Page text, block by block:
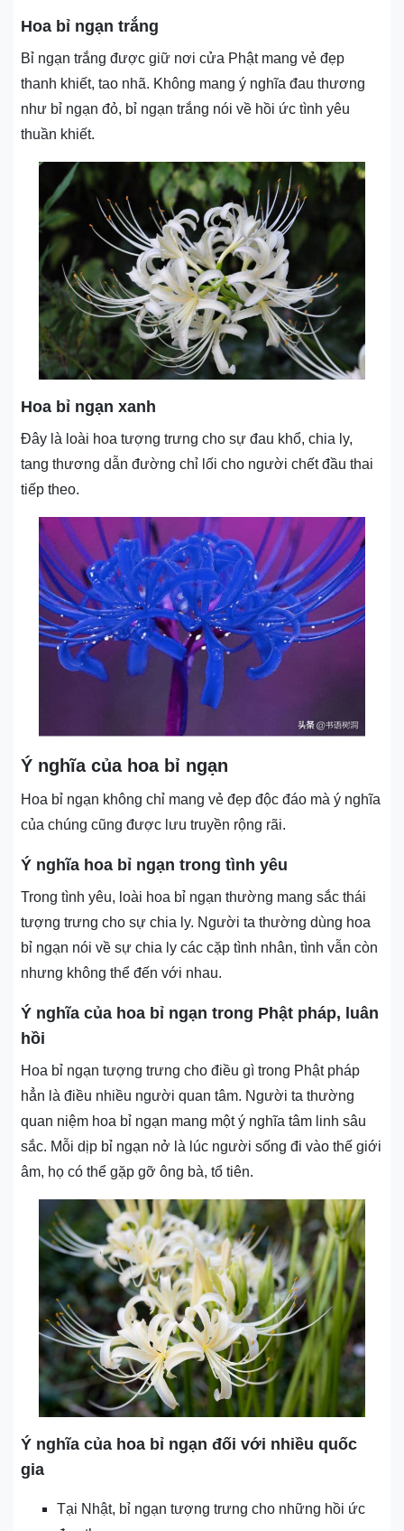
Hoa bỉ ngạn trắng
Bỉ ngạn trắng được giữ nơi cửa Phật mang vẻ đẹp
thanh khiết, tao nhã. Không mang ý nghĩa đau thương
như bỉ ngạn đỏ, bỉ ngạn trắng nói về hồi ức tình yêu
thuần khiết.
Hoa bỉ ngạn xanh
Đây là loài hoa tượng trưng cho sự đau khổ, chia ly,
tang thương dẫn đường chỉ lối cho người chết đầu thai
tiếp theo.
Ý nghĩa của hoa bỉ ngạn
Hoa bỉ ngạn không chỉ mang vẻ đẹp độc đáo mà ý nghĩa
của chúng cũng được lưu truyền rộng rãi.
Ý nghĩa hoa bỉ ngạn trong tình yêu
Trong tình yêu, loài hoa bỉ ngạn thường mang sắc thái
tượng trưng cho sự chia ly. Người ta thường dùng hoa
bỉ ngạn nói về sự chia ly các cặp tình nhân, tình vẫn còn
nhưng không thể đến với nhau.
Ý nghĩa của hoa bỉ ngạn trong Phật pháp, luân
hồi
Hoa bỉ ngạn tượng trưng cho điều gì trong Phật pháp
hẳn là điều nhiều người quan tâm. Người ta thường
quan niệm hoa bỉ ngạn mang một ý nghĩa tâm linh sâu
sắc. Mỗi dịp bỉ ngạn nở là lúc người sống đi vào thế giới
âm, họ có thể gặp gỡ ông bà, tổ tiên.
Ý nghĩa của hoa bỉ ngạn đối với nhiều quốc
gia
Tại Nhật, bỉ ngạn tượng trưng cho những hồi ức